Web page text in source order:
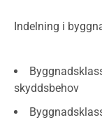
Indelning i
skyddsbehov